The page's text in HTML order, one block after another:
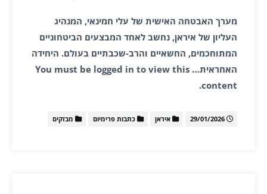
מערך האבטחה האישית של עלי חמינאי, המנהיג
העליון של איראן, נחשב לאחד המבצעים הביטחוניים
המתוחכמים, החשאיים והרב-שכבתיים בעולם. היחידה
האחראית… You must be logged in to view this
content.
29/01/2026 איראן כתבות פרימיום מבזקים